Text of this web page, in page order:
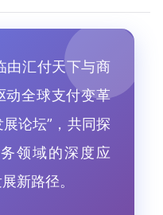
由汇付天下与商
动全球支付变革
论坛”，共同探
领域的深度应
新路径。